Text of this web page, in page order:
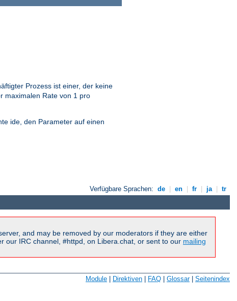
Prozess ist einer, der keine
maximalen Rate von 1 pro
ide, den Parameter auf einen
Verfügbare Sprachen: de en fr ja tr
and may be removed by our moderators if they are either
our IRC channel, #httpd, on Libera.chat, or sent to our mailing
Module Direktiven FAQ Glossar| Seitenindex